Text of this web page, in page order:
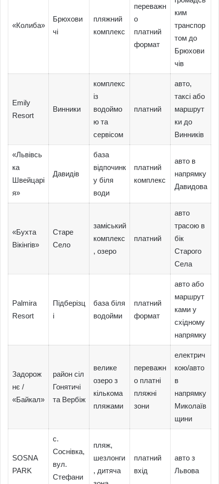
«Колиба»
Брюхови
чі
пляжний
комплекс
переважн
о
платний
формат
ким
транспор
том до
Брюхови
чів
Emily
Resort
Винники
комплекс
із
водоймо
ю та
сервісом
платний
авто,
таксі або
маршрут
ки до
Винників
«Львівсь
ка
Швейцарі
я»
Давидів
база
відпочинк
у біля
води
платний
комплекс
авто в
напрямку
Давидова
«Бухта
Вікінгів»
Старе
Село
заміський
комплекс
, озеро
платний
авто
трасою в
бік
Старого
Села
Palmira
Resort
Підберізц
і
база біля
водойми
платний
формат
авто або
маршрут
ками у
східному
напрямку
Задорож
нє /
«Байкал»
район сіл
Гонятичі
та Вербіж
велике
озеро з
кількома
пляжами
переважн
о платні
пляжні
зони
електрич
кою/авто
в
напрямку
Миколаїв
щини
SOSNA
PARK
с.
Соснівка,
вул.
Стефани
пляж,
шезлонги
, дитяча
платний
вхід
авто з
Львова